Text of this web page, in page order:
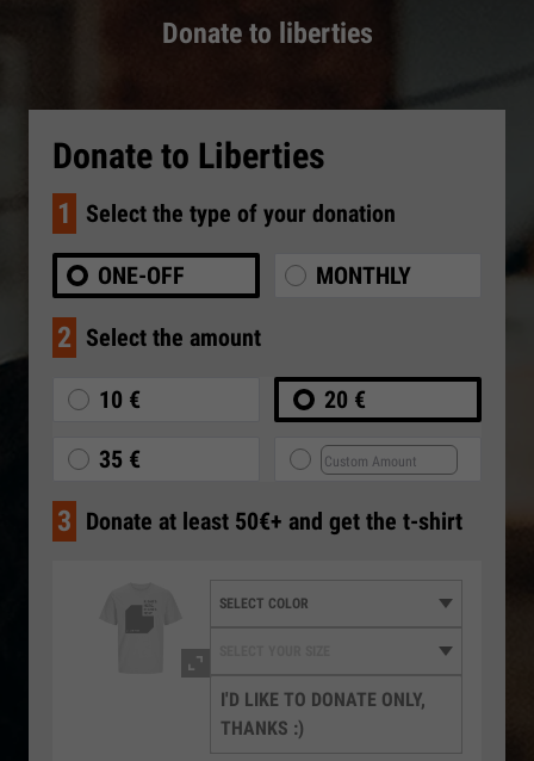
Donate to liberties
Donate to Liberties
1 Select the type of your donation
ONE-OFF MONTHLY
2 Select the amount
10 € 20 €
35 €
3 Donate at least 50€+ and get the t-shirt
I'D LIKE TO DONATE ONLY,
THANKS :)